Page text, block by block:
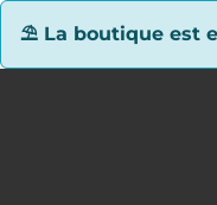
⛱ La boutique est
Panneau de